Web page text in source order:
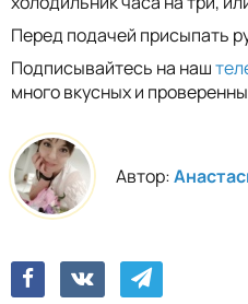
Перед подачей присыпать
Подписывайтесь на наш
много вкусных и
Автор: